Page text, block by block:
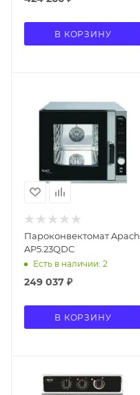
В КОРЗИНУ
Пароконвектомат Apach
AP5.23QDC
Есть в наличии: 2
249 037 ₽
В КОРЗИНУ